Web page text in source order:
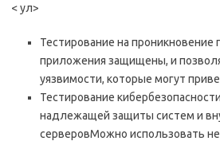
< ул>
Тестирование на проникновение
приложения защищены, и
уязвимости, которые могут
Тестирование
надлежащей защиты систем и
серверовМожно использовать